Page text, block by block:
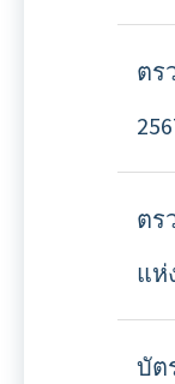
ตร
ตร
แห่
บัต